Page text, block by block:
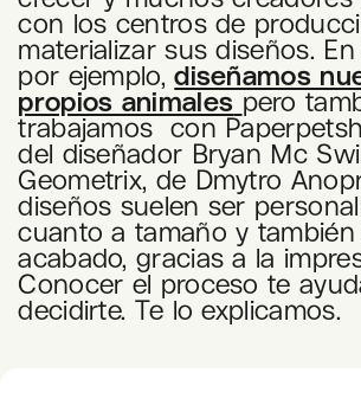
con los centros de
materializar sus diseños.
por ejemplo,diseñamos
propios animales pero
trabajamos con
del diseñador Bryan Mc
Geometrix, de Dmytro
diseños suelen ser
cuanto a tamaño y también
acabado, gracias a la
Conocer el proceso te
decidirte. Te lo explicamos.